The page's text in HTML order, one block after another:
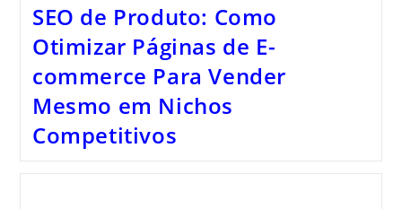
SEO de Produto: Como
Otimizar Páginas de E-
commerce Para Vender
Mesmo em Nichos
Competitivos